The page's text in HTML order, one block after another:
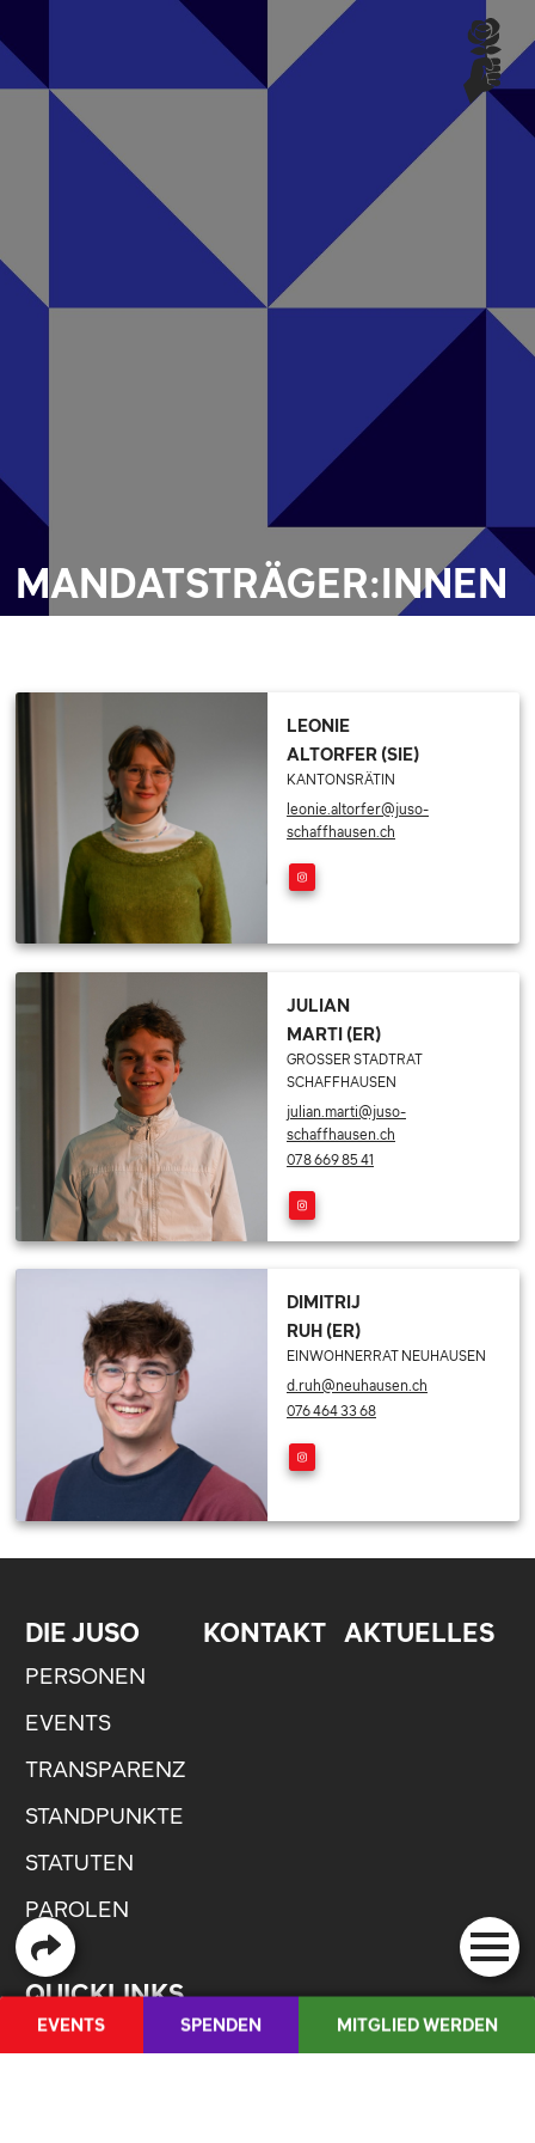
MANDATSTRÄGER:INNEN
LEONIE
ALTORFER (SIE)
KANTONSRÄTIN
leonie.altorfer@juso-
schaffhausen.ch
JULIAN
MARTI (ER)
GROSSER STADTRAT
SCHAFFHAUSEN
julian.marti@juso-
schaffhausen.ch
078 669 85 41
DIMITRIJ
RUH (ER)
EINWOHNERRAT NEUHAUSEN
d.ruh@neuhausen.ch
076 464 33 68
DIE JUSO
PERSONEN
EVENTS
TRANSPARENZ
STANDPUNKTE
STATUTEN
PAROLEN
KONTAKT AKTUELLES
QUICKLINKS
INSTAGRAM
EVENTS SPENDEN MITGLIED WERDEN